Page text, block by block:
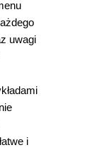
uwagi
i